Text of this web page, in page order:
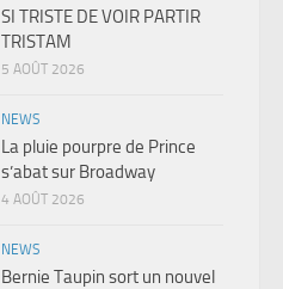
SI TRISTE DE VOIR PARTIR
TRISTAM
5 AOÛT 2026
NEWS
La pluie pourpre de Prince
s’abat sur Broadway
4 AOÛT 2026
NEWS
Bernie Taupin sort un nouvel